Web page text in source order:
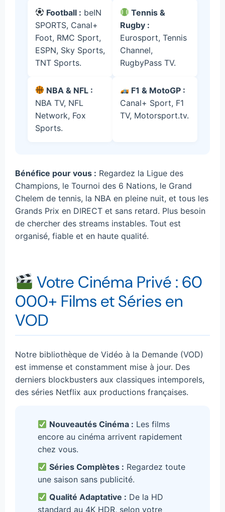
Football : beIN
SPORTS, Canal+
Foot, RMC Sport,
ESPN, Sky Sports,
TNT Sports.
Tennis &
Rugby :
Eurosport, Tennis
Channel,
RugbyPass TV.
NBA & NFL :
NBA TV, NFL
Network, Fox
Sports.
F1 & MotoGP :
Canal+ Sport, F1
TV, Motorsport.tv.
Bénéfice pour vous : Regardez la Ligue des
Champions, le Tournoi des 6 Nations, le Grand
Chelem de tennis, la NBA en pleine nuit, et tous les
Grands Prix en DIRECT et sans retard. Plus besoin
de chercher des streams instables. Tout est
organisé, fiable et en haute qualité.
Votre Cinéma Privé : 60
000+ Films et Séries en
VOD
Notre bibliothèque de Vidéo à la Demande (VOD)
est immense et constamment mise à jour. Des
derniers blockbusters aux classiques intemporels,
des séries Netflix aux productions françaises.
Nouveautés Cinéma : Les films
encore au cinéma arrivent rapidement
chez vous.
Séries Complètes : Regardez toute
une saison sans publicité.
Qualité Adaptative : De la HD
standard au 4K HDR, selon votre